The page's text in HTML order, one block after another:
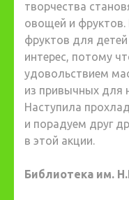
творчества
овощей и
фруктов для
интерес, потому
удовольствием
из привычных для
Наступила
и порадуем друг
в этой акции.
Библиотека им.